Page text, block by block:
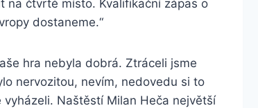
na čtvrté místo. Kvalifikační zápas o
dostaneme.“
hra nebyla dobrá. Ztráceli jsme
nervozitou, nevím, nedovedu si to
Naštěstí Milan Heča největší